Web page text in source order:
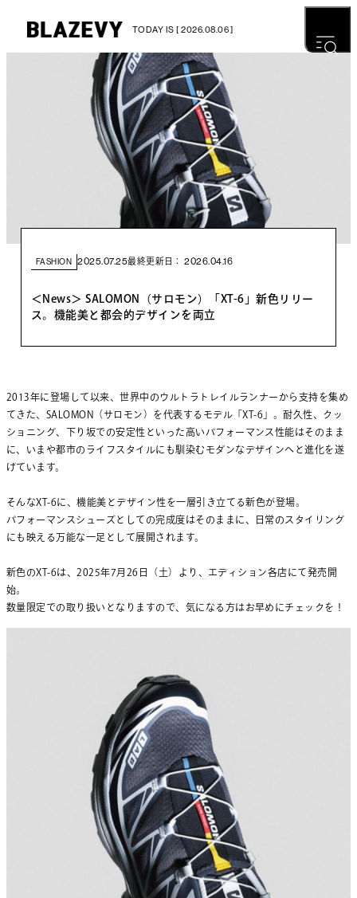
TODAY IS [ 2026.08.06 ]
FASHION 2025.07.25最終更新日： 2026.04.16
＜News＞ SALOMON（サロモン）「XT-6」新色リリー
ス。機能美と都会的デザインを両立
2013年に登場して以来、世界中のウルトラトレイルランナーから支持を集め
てきた、SALOMON（サロモン）を代表するモデル「XT-6」。耐久性、クッ
ショニング、下り坂での安定性といった高いパフォーマンス性能はそのまま
に、いまや都市のライフスタイルにも馴染むモダンなデザインへと進化を遂
げています。
そんなXT-6に、機能美とデザイン性を一層引き立てる新色が登場。
パフォーマンスシューズとしての完成度はそのままに、日常のスタイリング
にも映える万能な一足として展開されます。
新色のXT-6は、2025年7月26日（土）より、エディション各店にて発売開
始。
数量限定での取り扱いとなりますので、気になる方はお早めにチェックを！